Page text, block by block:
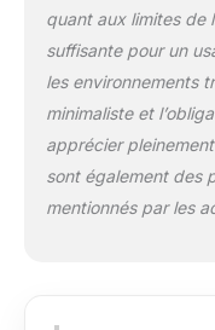
quant aux limites de
suffisante pour un
les environnements
minimaliste et
apprécier
sont également des
mentionnés par les